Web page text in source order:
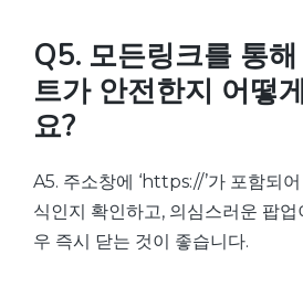
Q5. 모든링크를 통
트가 안전한지 어떻
요?
A5. 주소창에 ‘https://’가 포함되
식인지 확인하고, 의심스러운 팝
우 즉시 닫는 것이 좋습니다.